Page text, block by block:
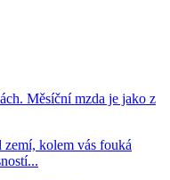
Měsíční mzda je jako z
zemí, kolem vás fouká